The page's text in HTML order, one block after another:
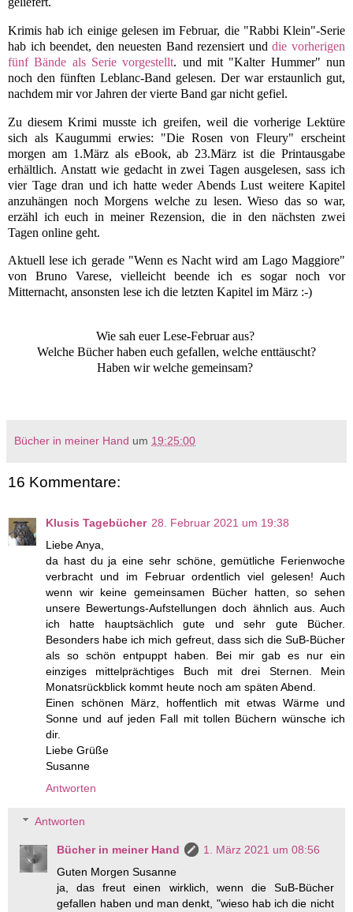
Krimis hab ich einige gelesen im Februar, die "Rabbi Klein"-Serie
hab ich beendet, den neuesten Band rezensiert unddie vorherigen
fünf Bände als Serie vorgestellt. und mit "Kalter Hummer" nun
noch den fünften Leblanc-Band gelesen. Der war erstaunlich gut,
nachdem mir vor Jahren der vierte Band gar nicht gefiel.
Zu diesem Krimi musste ich greifen, weil die vorherige Lektüre
sich als Kaugummi erwies: "Die Rosen von Fleury" erscheint
morgen am 1.März als eBook, ab 23.März ist die Printausgabe
erhältlich. Anstatt wie gedacht in zwei Tagen ausgelesen, sass ich
vier Tage dran und ich hatte weder Abends Lust weitere Kapitel
anzuhängen noch Morgens welche zu lesen. Wieso das so war,
erzähl ich euch in meiner Rezension, die in den nächsten zwei
Tagen online geht.
Aktuell lese ich gerade "Wenn es Nacht wird am Lago Maggiore"
von Bruno Varese, vielleicht beende ich es sogar noch vor
Mitternacht, ansonsten lese ich die letzten Kapitel im März :-)
Wie sah euer Lese-Februar aus?
Welche Bücher haben euch gefallen, welche enttäuscht?
Haben wir welche gemeinsam?
Bücher in meiner Hand um 19:25:00
16 Kommentare:
Klusis Tagebücher 28. Februar 2021 um 19:38
Liebe Anya,
da hast du ja eine sehr schöne, gemütliche Ferienwoche
verbracht und im Februar ordentlich viel gelesen! Auch
wenn wir keine gemeinsamen Bücher hatten, so sehen
unsere Bewertungs-Aufstellungen doch ähnlich aus. Auch
ich hatte hauptsächlich gute und sehr gute Bücher.
Besonders habe ich mich gefreut, dass sich die SuB-Bücher
als so schön entpuppt haben. Bei mir gab es nur ein
einziges mittelprächtiges Buch mit drei Sternen. Mein
Monatsrückblick kommt heute noch am späten Abend.
Einen schönen März, hoffentlich mit etwas Wärme und
Sonne und auf jeden Fall mit tollen Büchern wünsche ich
dir.
Liebe Grüße
Susanne
Antworten
Antworten
Bücher in meiner Hand
1. März 2021 um 08:56
Guten Morgen Susanne
ja, das freut einen wirklich, wenn die SuB-Bücher
gefallen haben und man denkt, "wieso hab ich die nicht